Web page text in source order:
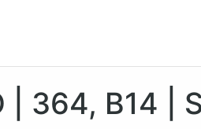
| 364, B14 |